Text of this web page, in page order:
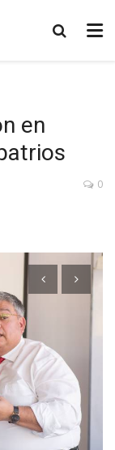
en
0